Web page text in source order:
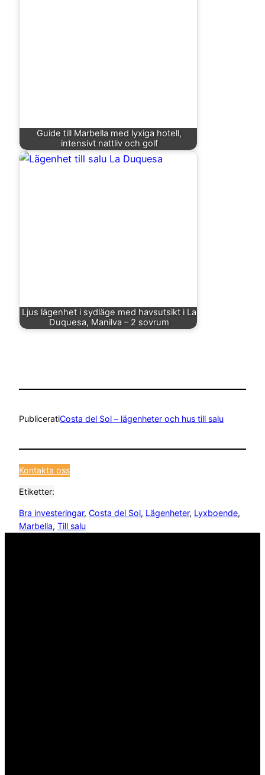
Guide till Marbella med lyxiga hotell,
intensivt nattliv och golf
Ljus lägenhet i sydläge med havsutsikt i La
Duquesa, Manilva – 2 sovrum
PubliceratiCosta del Sol – lägenheter och hus till salu
Kontakta oss
Etiketter:
Bra investeringar, Costa del Sol, Lägenheter, Lyxboende
Marbella, Till salu